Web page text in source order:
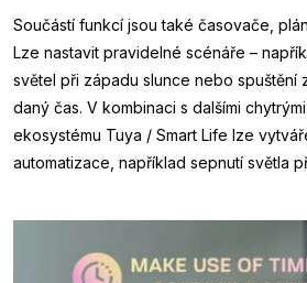
Součástí funkcí jsou také časovače,
Lze nastavit pravidelné scénáře –
světel při západu slunce nebo spuštění
daný čas. V kombinaci s dalšími
ekosystému Tuya / Smart Life lze
automatizace, například sepnutí světla